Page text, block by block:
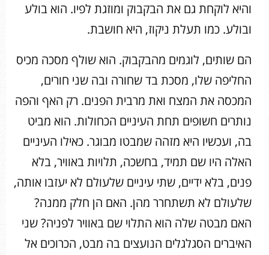
והיא לוקחת גם את הבקבוק ומוזגת לפיו. הוא בולע
ובולע. כמו תעלת ניקוז, היא חושבת.
הם שותים, לוגמים מהבקבוק. הוא שולף מסכה מכיס
החליפה שלו, מסכת בד שחורה ובה שני חורים,
המכסה את המצח ואת מרבית הפנים. רק האף והפה
נותרים חשופים תחת העיניים הכחולות. הוא מביט
בה, ועכשיו היא מזהה שמבטו מבוגר. כאילו העיניים
האלה היו שם תמיד, בחשכה, תלויות באוויר, בלא
פנים, בלא ידיים, שתי עיניים שלעולם לא יעזבו אותה,
שלעולם לא תשתחרר מהן. האם הן חלק ממנה?
האם מבטה שלה הוא התלוי שם באוויר לפניה? שני
האיברים הסגלגלים הנועצים בה מבט, הכרוכים אל